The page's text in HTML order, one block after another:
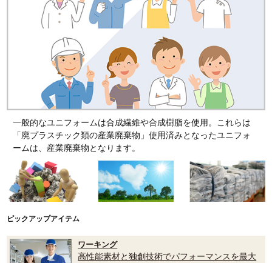
一般的なユニフォームは合成繊維や合成樹脂を使用。これらは
「廃プラスチック類の産業廃棄物」使用済みとなったユニフォ
ームは、産業廃棄物となります。
ピックアップアイテム
ワーキング
高性能素材と独創技術でパフォーマンスを最大